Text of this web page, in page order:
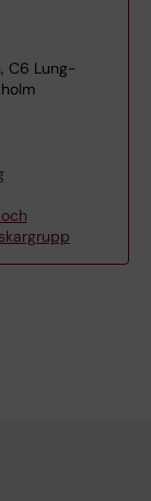
C6 Lung-